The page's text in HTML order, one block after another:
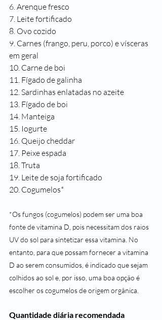
6. Arenque fresco
7. Leite fortificado
8. Ovo cozido
9. Carnes (frango, peru, porco) e vísceras
em geral
10. Carne de boi
11. Fígado de galinha
12. Sardinhas enlatadas no azeite
13. Fígado de boi
14. Manteiga
15. Iogurte
16. Queijo cheddar
17. Peixe espada
18. Truta
19. Leite de soja fortificado
20. Cogumelos*
*Os fungos (cogumelos) podem ser uma boa
fonte de vitamina D, pois necessitam dos raios
UV do sol para sintetizar essa vitamina. No
entanto, para que possam fornecer a vitamina
D ao serem consumidos, é indicado que sejam
colhidos ao sol e, por isso, uma boa opção é
escolher os cogumelos de origem orgânica.
Quantidade diária recomendada